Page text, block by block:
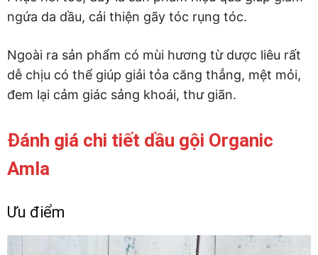
ngứa da dầu, cải thiện gãy tóc rụng tóc.
Ngoài ra sản phẩm có mùi hương từ dược liêu rất
dễ chịu có thể giúp giải tỏa căng thẳng, mệt mỏi,
đem lại cảm giác sảng khoái, thư giãn.
Đánh giá chi tiết dầu gội Organic
Amla
Ưu điểm